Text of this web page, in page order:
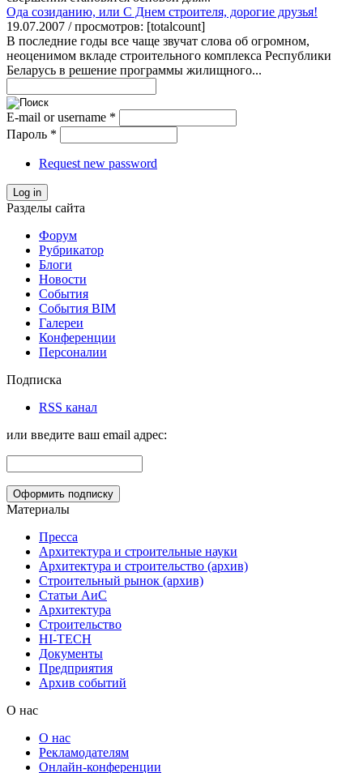
Ода созиданию, или С Днем строителя, дорогие друзья!
19.07.2007 / просмотров: [totalcount]
В последние годы все чаще звучат слова об огромном,
неоценимом вкладе строительного комплекса Республики
Беларусь в решение программы жилищного...
E-mail or username *
Пароль *
Request new password
Log in
Разделы сайта
Форум
Рубрикатор
Блоги
Новости
События
События BIM
Галереи
Конференции
Персоналии
Подписка
RSS канал
или введите ваш email адрес:
Материалы
Пресса
Архитектура и строительные науки
Архитектура и строительство (архив)
Строительный рынок (архив)
Статьи АиС
Архитектура
Строительство
HI-TECH
Документы
Предприятия
Архив событий
О нас
О нас
Рекламодателям
Онлайн-конференции